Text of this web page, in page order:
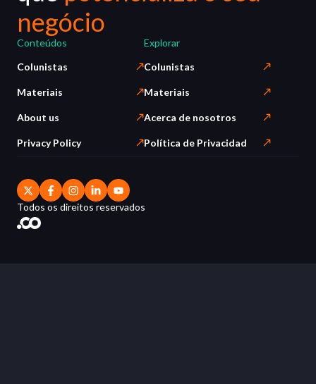
negócio
Conteúdos
Colunistas
Materiais
About us
Privacy Policy
Explorar
Colunistas
Materiais
Acerca de nosotros
Política de Privacidad
Todos os direitos reservados